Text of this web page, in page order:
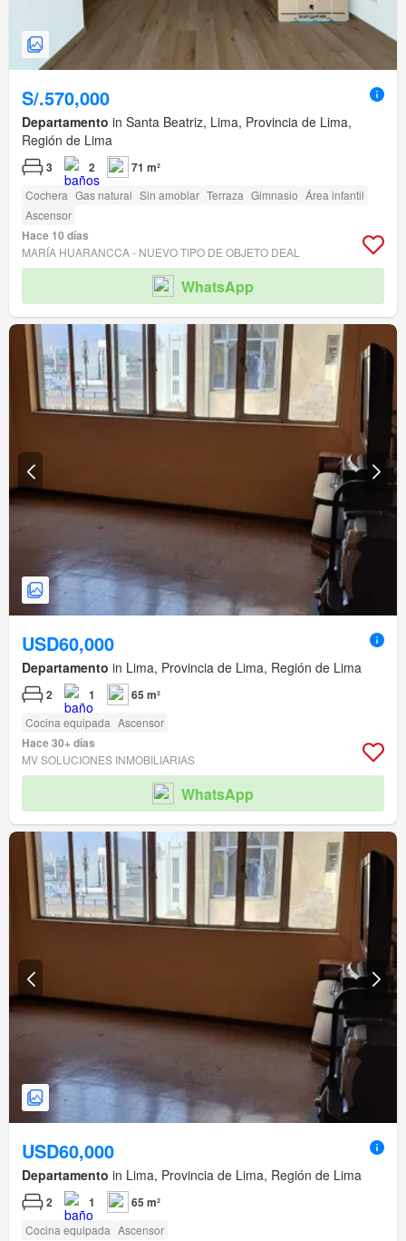
S/.570,000
Departamento in Santa Beatriz, Lima, Provincia de Lima,
Región de Lima
3 2 71 m²
Cochera Gas natural Sin amoblar Terraza Gimnasio Área infantil
Ascensor
Hace 10 días
MARÍA HUARANCCA - NUEVO TIPO DE OBJETO DEAL
WhatsApp
USD60,000
Departamento in Lima, Provincia de Lima, Región de Lima
2 1 65 m²
Cocina equipada Ascensor
Hace 30+ días
MV SOLUCIONES INMOBILIARIAS
WhatsApp
USD60,000
Departamento in Lima, Provincia de Lima, Región de Lima
2 1 65 m²
Cocina equipada Ascensor